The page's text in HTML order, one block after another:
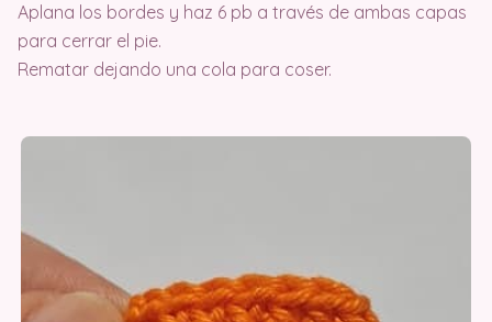
Aplana los bordes y haz 6 pb a través de ambas capas
para cerrar el pie.
Rematar dejando una cola para coser.